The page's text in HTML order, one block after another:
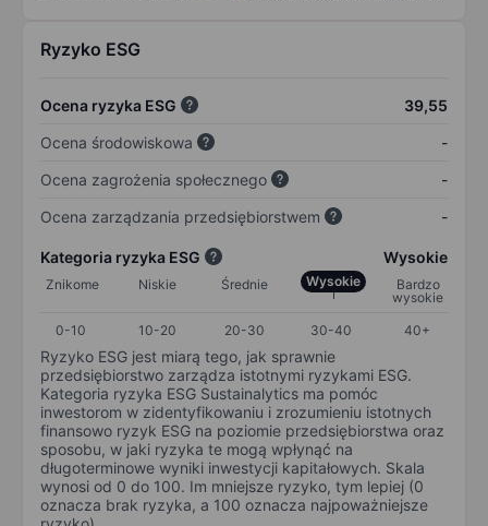
Ryzyko ESG
Ocena ryzyka ESG
39,55
Ocena środowiskowa
-
Ocena zagrożenia społecznego
-
Ocena zarządzania przedsiębiorstwem
-
Kategoria ryzyka ESG Wysokie
Znikome Niskie Średnie Wysokie
Bardzo
wysokie
0-10
10-20 20-30 30-40 40+
Ryzyko ESG jest miarą tego, jak sprawnie
przedsiębiorstwo zarządza istotnymi ryzykami ESG.
Kategoria ryzyka ESG Sustainalytics ma pomóc
inwestorom w zidentyfikowaniu i zrozumieniu istotnych
finansowo ryzyk ESG na poziomie przedsiębiorstwa oraz
sposobu, w jaki ryzyka te mogą wpłynąć na
długoterminowe wyniki inwestycji kapitałowych. Skala
wynosi od 0 do 100. Im mniejsze ryzyko, tym lepiej (0
oznacza brak ryzyka, a 100 oznacza najpoważniejsze